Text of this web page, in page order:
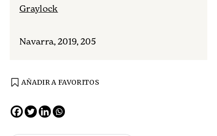
Graylock
Navarra, 2019, 205
AÑADIR A FAVORITOS